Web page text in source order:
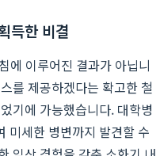
득한 비결
에 이루어진 결과가 아닙니
를 제공하겠다는 확고한 철
기에 가능했습니다. 대학병
미세한 병변까지 발견할 수